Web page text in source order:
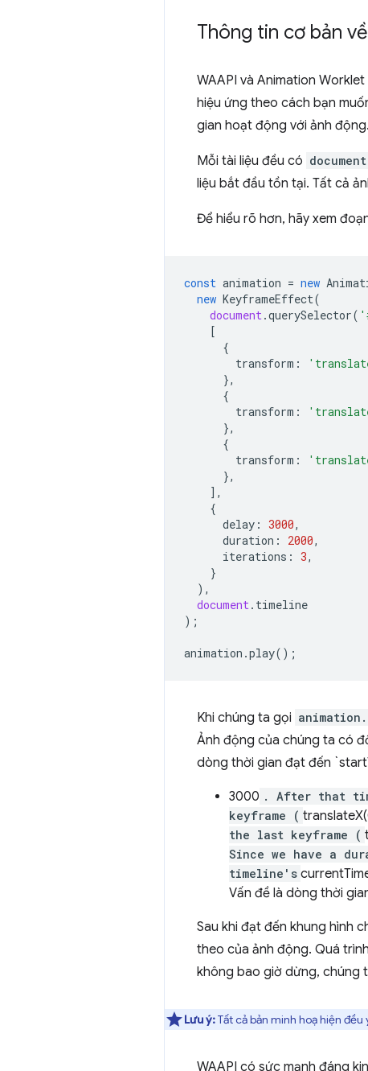
Thông tin cơ bản
WAAPI và Animation
hiệu ứng theo cách bạn
gian hoạt động với ảnh động.
Mỗi tài liệu đều có
liệu bắt đầu tồn tại. Tất cả
Để hiểu rõ hơn, hãy xem
const animation = new
new KeyframeEffect(
document.querySelector(
[
{
transform :
},
{
transform :
},
{
transform :
},
],
{
delay : 3000,
duration : 2000,
iterations : 3,
}
),
document. timeline
);
animation .play();
Khi chúng ta gọi
Ảnh động của chúng ta có
dòng thời gian đạt đến
3000 . After that
keyframe (
the last keyframe (
Since we have a
timeline's
Vấn đề là dòng thời
Sau khi đạt đến khung hình
theo của ảnh động. Quá
không bao giờ dừng, chúng
Lưu ý:Tất cả bản minh hoạ hiện
WAAPI có sức mạnh đáng